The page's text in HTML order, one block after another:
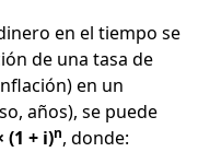
en el tiempo se
de una tasa de
en un
años), se puede
(1 + i)n, donde: